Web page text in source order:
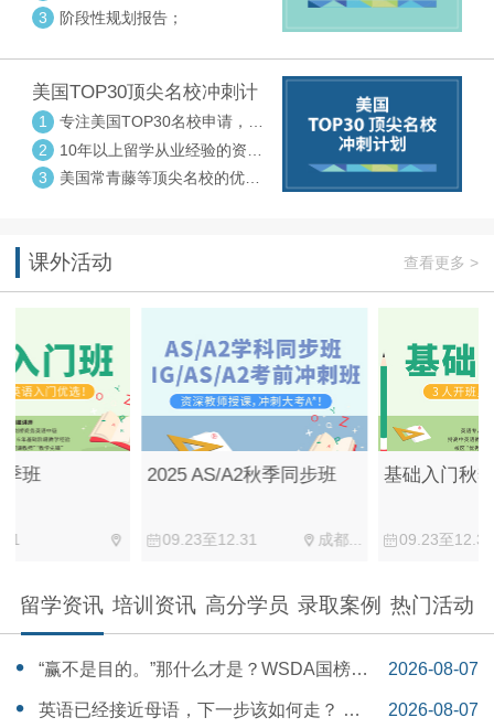
3
阶段性规划报告；
美国TOP30顶尖名校冲刺计
划
1
专注美国TOP30名校申请，高
度个性化指导
2
10年以上留学从业经验的资深
中方顾问
3
美国常青藤等顶尖名校的优秀
课外活动 查看更多 >
2025 AS/A2秋季同步班
09.23至12.31 成都...
基础入门秋季班
09.23至12.31
留学资讯 培训资讯 高分学员 录取案例 热门活动
“赢不是目的。”那什么才是？WSDA国榜第
一Serena给出她的回答
2026-08-07
14:55:58
英语已经接近母语，下一步该如何走？ 一
2026-08-07